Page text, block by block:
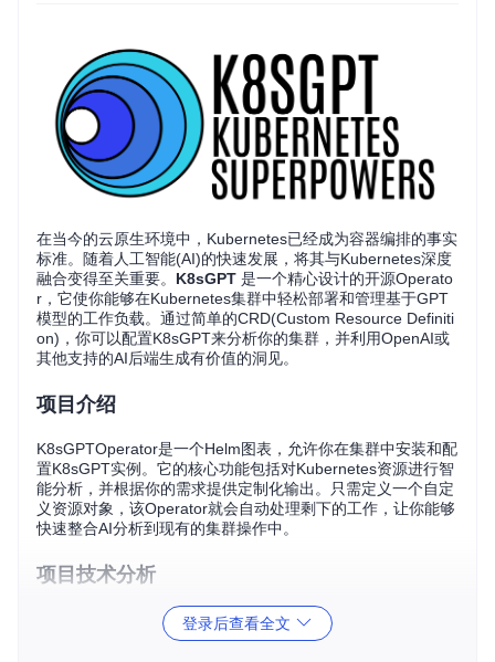
在当今的云原生环境中，Kubernetes已经成为容器编排的事实
标准。随着人工智能(AI)的快速发展，将其与Kubernetes深度
融合变得至关重要。 K8sGPT 是一个精心设计的开源Operato
r，它使你能够在Kubernetes集群中轻松部署和管理基于GPT
模型的工作负载。通过简单的CRD(Custom Resource Definiti
on)，你可以配置K8sGPT来分析你的集群，并利用OpenAI或
其他支持的AI后端生成有价值的洞见。
项目介绍
K8sGPTOperator是一个Helm图表，允许你在集群中安装和配
置K8sGPT实例。它的核心功能包括对Kubernetes资源进行智
能分析，并根据你的需求提供定制化输出。只需定义一个自定
义资源对象，该Operator就会自动处理剩下的工作，让你能够
快速整合AI分析到现有的集群操作中。
项目技术分析
：K8sGPT以Kubernetes CRD的形式提供，使得
设置和管理AI分析服务如同操作其他Kubernetes资源一样简
登录后查看全文